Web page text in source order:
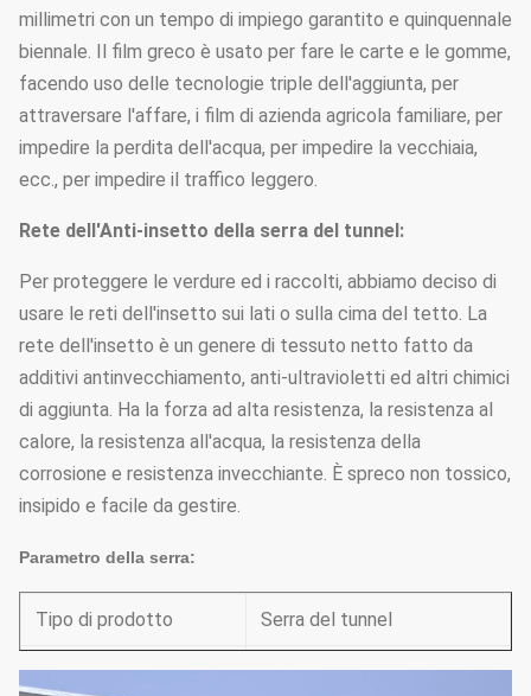
millimetri con un tempo di impiego garantito e quinquennale
biennale. Il film greco è usato per fare le carte e le gomme,
facendo uso delle tecnologie triple dell'aggiunta, per
attraversare l'affare, i film di azienda agricola familiare, per
impedire la perdita dell'acqua, per impedire la vecchiaia,
ecc., per impedire il traffico leggero.
Rete dell'Anti-insetto della serra del tunnel:
Per proteggere le verdure ed i raccolti, abbiamo deciso di
usare le reti dell'insetto sui lati o sulla cima del tetto. La
rete dell'insetto è un genere di tessuto netto fatto da
additivi antinvecchiamento, anti-ultravioletti ed altri chimici
di aggiunta. Ha la forza ad alta resistenza, la resistenza al
calore, la resistenza all'acqua, la resistenza della
corrosione e resistenza invecchiante. È spreco non tossico,
insipido e facile da gestire.
Parametro della serra:
Tipo di prodotto Serra del tunnel
Larghezza 7m-10m (13,12' - 32,8')